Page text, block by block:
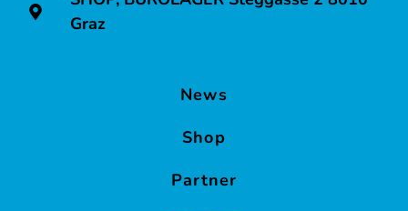
Graz
News
Shop
Partner